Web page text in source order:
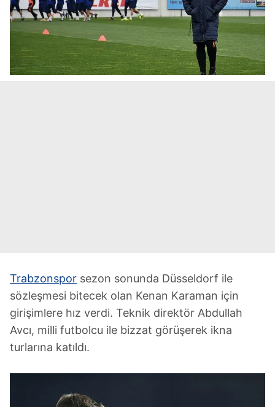
Trabzonspor sezon sonunda Düsseldorf ile
sözleşmesi bitecek olan Kenan Karaman için
girişimlere hız verdi. Teknik direktör Abdullah
Avcı, milli futbolcu ile bizzat görüşerek ikna
turlarına katıldı.